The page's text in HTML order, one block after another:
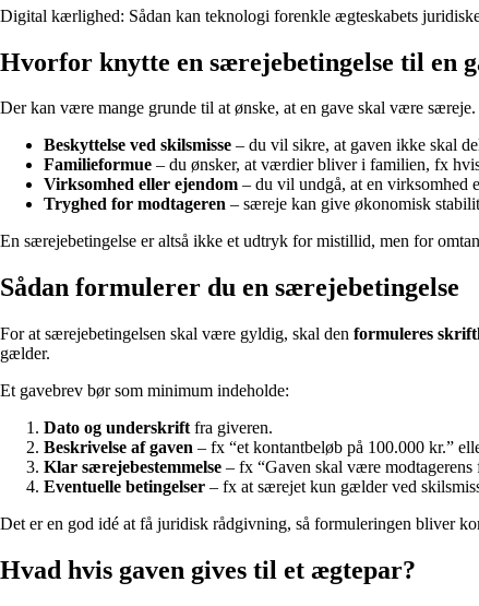
Digital kærlighed: Sådan kan teknologi forenkle ægteskabets
Hvorfor knytte en særejebetingelse til en
Der kan være mange grunde til at ønske, at en gave skal være
Beskyttelse ved skilsmisse – du vil sikre, at gaven ikke skal
Familieformue – du ønsker, at værdier bliver i familien, fx
Virksomhed eller ejendom – du vil undgå, at en virksomhed
Tryghed for modtageren – særeje kan give økonomisk
En særejebetingelse er altså ikke et udtryk for mistillid, men for
Sådan formulerer du en særejebetingelse
For at særejebetingelsen skal være gyldig, skal den formuleres
gælder.
Et gavebrev bør som minimum indeholde:
Dato og underskrift fra giveren.
Beskrivelse af gaven – fx “et kontantbeløb på 100.000 kr.”
Klar særejebestemmelse – fx “Gaven skal være
Eventuelle betingelser – fx at særejet kun gælder ved
Det er en god idé at få juridisk rådgivning, så formuleringen bliver
Hvad hvis gaven gives til et ægtepar?